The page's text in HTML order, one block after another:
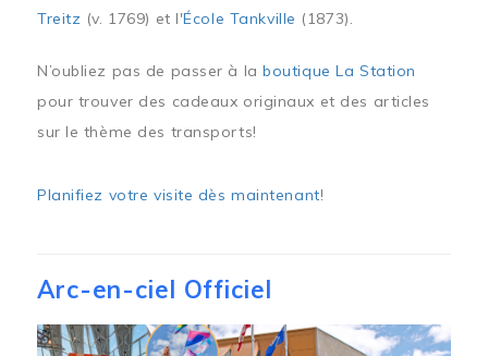
Treitz (v. 1769) et l'École Tankville (1873).
N’oubliez pas de passer à laboutique La Station
pour trouver des cadeaux originaux et des articles
sur le thème des transports!
Planifiez votre visite dès maintenant!
Arc-en-ciel Officiel
Image